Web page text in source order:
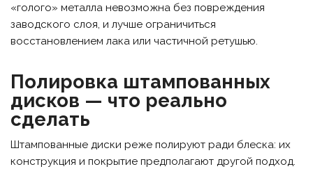
«голого» металла невозможна без повреждения
заводского слоя, и лучше ограничиться
восстановлением лака или частичной ретушью.
Полировка штампованных
дисков — что реально
сделать
Штампованные диски реже полируют ради блеска: их
конструкция и покрытие предполагают другой подход.